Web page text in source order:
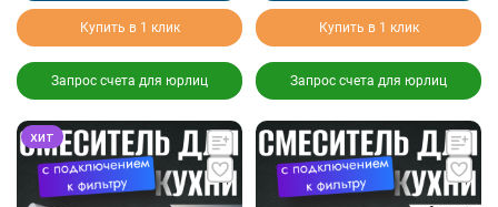
Купить в 1 клик
Запрос счета для юрлиц
Купить в 1 клик
Запрос счета для юрлиц
хит